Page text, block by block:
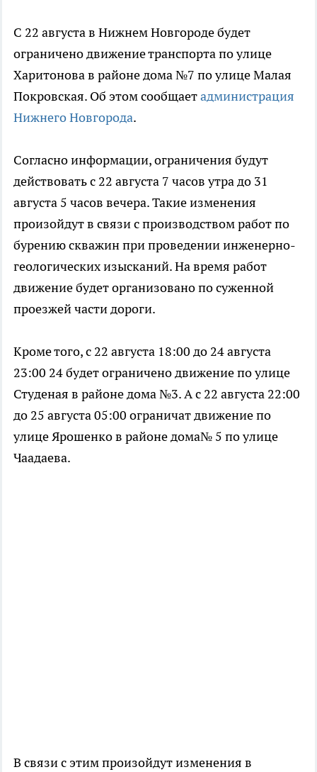
С 22 августа в Нижнем Новгороде будет
ограничено движение транспорта по улице
Харитонова в районе дома №7 по улице Малая
Покровская. Об этом сообщаетадминистрация
Нижнего Новгорода.
Согласно информации, ограничения будут
действовать с 22 августа 7 часов утра до 31
августа 5 часов вечера. Такие изменения
произойдут в связи с производством работ по
бурению скважин при проведении инженерно-
геологических изысканий. На время работ
движение будет организовано по суженной
проезжей части дороги.
Кроме того, с 22 августа 18:00 до 24 августа
23:00 24 будет ограничено движение по улице
Студеная в районе дома №3. А с 22 августа 22:00
до 25 августа 05:00 ограничат движение по
улице Ярошенко в районе дома№ 5 по улице
Чаадаева.
В связи с этим произойдут изменения в